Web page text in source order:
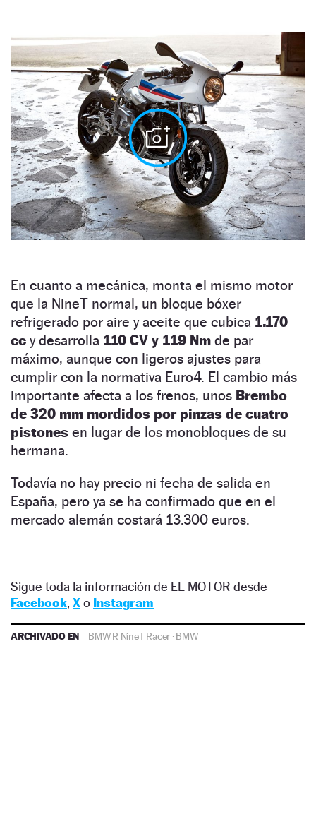
En cuanto a mecánica, monta el mismo motor
que la NineT normal, un bloque bóxer
refrigerado por aire y aceite que cubica 1.170
cc y desarrolla 110 CV y 119 Nm de par
máximo, aunque con ligeros ajustes para
cumplir con la normativa Euro4. El cambio más
importante afecta a los frenos, unos Brembo
de 320 mm mordidos por pinzas de cuatro
pistones en lugar de los monobloques de su
hermana.
Todavía no hay precio ni fecha de salida en
España, pero ya se ha confirmado que en el
mercado alemán costará 13.300 euros.
Sigue toda la información de EL MOTOR desde
Facebook, Xo Instagram
ARCHIVADO EN BMW R NineT Racer ·BMW